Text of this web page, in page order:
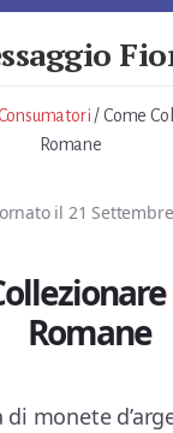
/Come
Romane
il 21
Romane
di monete